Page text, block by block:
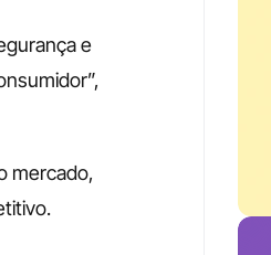
e
mercado,